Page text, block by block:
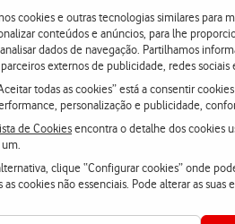
cookies e outras tecnologias similares para
conteúdos e anúncios, para lhe
dados de navegação. Partilhamos
externos de publicidade, redes sociais
todas as cookies” está a consentir
personalização e publicidade,
de Cookiesencontra o detalhe dos cookies
clique “Configurar cookies” onde
as cookies não essenciais. Pode alterar as suas
oSistema SmartReabcontribuirá, a
respiratórios crónicos;
a um melhor controlo clínico,
consequência da redução
proporciona dados
permite sobretudo incentivar